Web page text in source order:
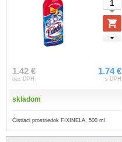
1.42 €
bez DPH
1.74 €
s DPH
skladom
Čistiaci prostriedok FIXINELA, 500 ml